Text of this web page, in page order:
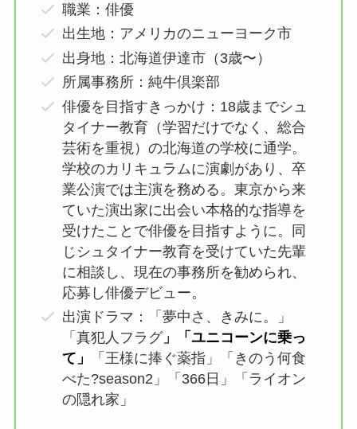
職業：俳優
出生地：アメリカのニューヨーク市
出身地：北海道伊達市（3歳〜）
所属事務所：純牛倶楽部
俳優を目指すきっかけ：18歳までシュ
タイナー教育（学習だけでなく、総合
芸術を重視）の北海道の学校に通学。
学校のカリキュラムに演劇があり、卒
業公演では主演を務める。東京から来
ていた演出家に出会い本格的な指導を
受けたことで俳優を目指すように。同
じシュタイナー教育を受けていた先輩
に相談し、現在の事務所を勧められ、
応募し俳優デビュー。
出演ドラマ：「夢中さ、きみに。」
「真犯人フラグ」
「ユニコーンに乗っ
て」
「王様に捧ぐ薬指」「きのう何食
べた?season2」「366日」「ライオン
の隠れ家」